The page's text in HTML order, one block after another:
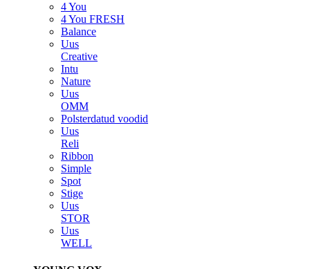
4 You
4 You FRESH
Balance
Uus
Creative
Intu
Nature
Uus
OMM
Polsterdatud voodid
Uus
Reli
Ribbon
Simple
Spot
Stige
Uus
STOR
Uus
WELL